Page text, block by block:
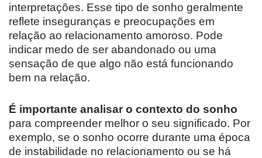
interpretações. Esse tipo de sonho geralmente
reflete inseguranças e preocupações em
relação ao relacionamento amoroso. Pode
indicar medo de ser abandonado ou uma
sensação de que algo não está funcionando
bem na relação.
É importante analisar o contexto do sonho
para compreender melhor o seu significado. Por
exemplo, se o sonho ocorre durante uma época
de instabilidade no relacionamento ou se há